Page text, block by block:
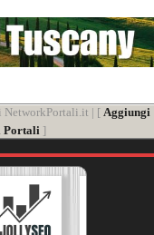
NetworkPortali.it | [Aggiungi
Portali]